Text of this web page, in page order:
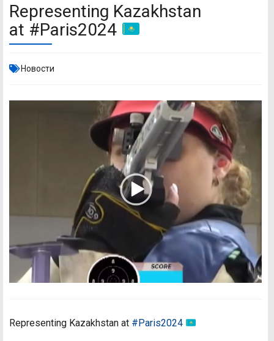
Representing Kazakhstan
at #Paris2024
Новости
Representing Kazakhstan at #Paris2024